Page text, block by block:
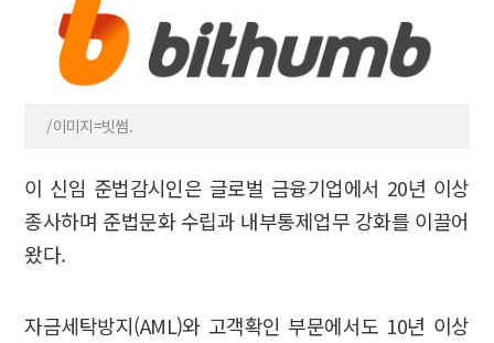
/이미지=빗썸.
이 신임 준법감시인은 글로벌 금융기업에서 20년 이상
종사하며 준법문화 수립과 내부통제업무 강화를 이끌어
왔다.
자금세탁방지(AML)와 고객확인 부문에서도 10년 이상